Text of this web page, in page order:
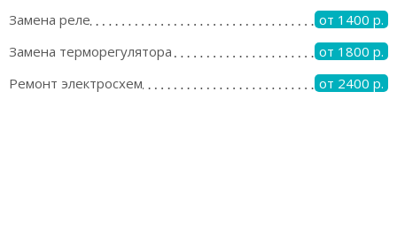
Замена реле
от 1400 р.
Замена терморегулятора
от 1800 р.
Ремонт электросхем
от 2400 р.